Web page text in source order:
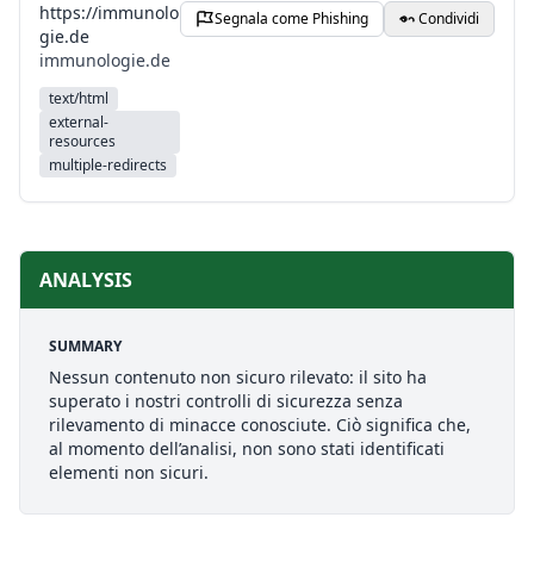
https://immunolo
gie.de
immunologie.de
text/html
external-
resources
multiple-redirects
Segnala come Phishing Condividi
ANALYSIS
SUMMARY
Nessun contenuto non sicuro rilevato: il sito ha
superato i nostri controlli di sicurezza senza
rilevamento di minacce conosciute. Ciò significa che,
al momento dell’analisi, non sono stati identificati
elementi non sicuri.